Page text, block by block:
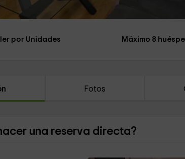
por Unidades Máximo 8
Fotos
una reserva directa?